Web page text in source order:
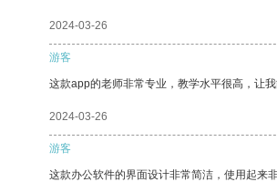
2024-03-26
游客
这款app的老师非常专业，教学水平很高，让我
2024-03-26
游客
这款办公软件的界面设计非常简洁，使用起来